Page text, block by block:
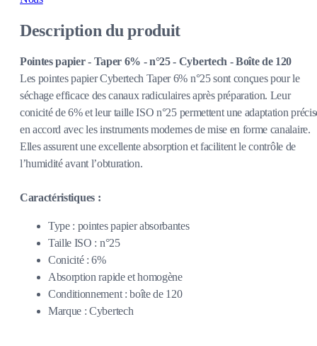
Description du produit
Pointes papier - Taper 6% - n°25 - Cybertech - Boîte de 120
Les pointes papier Cybertech Taper 6% n°25 sont conçues pour le
séchage efficace des canaux radiculaires après préparation. Leur
conicité de 6% et leur taille ISO n°25 permettent une adaptation
en accord avec les instruments modernes de mise en forme canalaire.
Elles assurent une excellente absorption et facilitent le contrôle de
l’humidité avant l’obturation.
Caractéristiques :
Type : pointes papier absorbantes
Taille ISO : n°25
Conicité : 6%
Absorption rapide et homogène
Conditionnement : boîte de 120
Marque : Cybertech